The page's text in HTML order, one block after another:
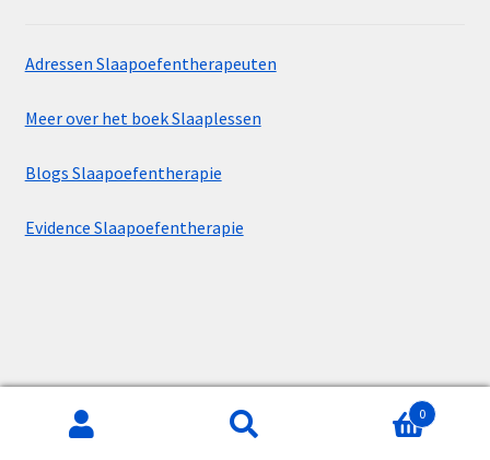
Adressen Slaapoefentherapeuten
Meer over het boek Slaaplessen
Blogs Slaapoefentherapie
Evidence Slaapoefentherapie
0